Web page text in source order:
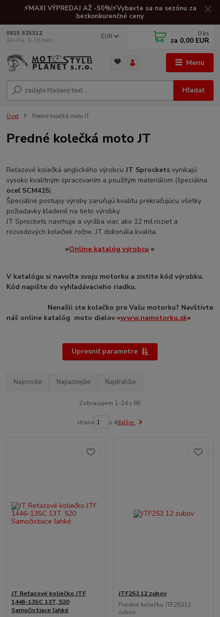
⚡MAXI VÝPREDAJ AŽ -50%!⚡Vybavte sa na sezónu za
bezkonkurenčné ceny
Menu
EUR
Hľadať
0915 925312
(Po-Pia, 9-16 hod.)
0 ks
za 0,00 EUR
Úvod Predné kolečká moto JT
Predné kolečká moto JT
Reťazové kolečká anglického výrobcuJT Sprockets vynikajú
vysoko kvalitným spracovaním a použítým materiálom (špeciálna
oceľ SCM415).
Špeciálne postupy výroby zaručujú kvalitu prekračujúcu všetky
požiadavky kladené na tieto výrobky.
JT Sprockets navrhuje a vyrába viac ako 12 mil.roziet a
rozvodových kolečiek ročne. JT dokonála kvalita.
»Online katalóg výrobcu «
V katalógu si navoľte svoju motorku a zistite kód výrobku.
Kód napíšte do vyhľadávacieho riadku.
Nenašli ste kolečko pre Vašu motorku? Navštívte
náš online katalóg moto dielov »www.namotorku.sk«
Upresniť parametre
Najnovšie Najlacnejšie Najdrahšie
Zobrazujem 1-24 z 86
strana z 4ďalšie
JT Reťazové koliečko JTF
1446-13SC 13T, 520
Samočistiace ľahké
JTF253 12 zubov
Predné kolečko JTF25312
zubov